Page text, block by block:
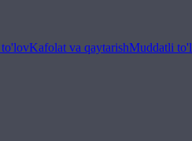
to'lovKafolat va qaytarishMuddatli